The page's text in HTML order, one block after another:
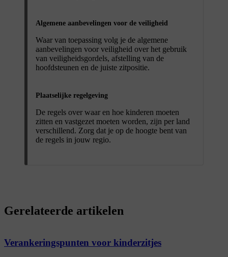
Algemene aanbevelingen voor de veiligheid
Waar van toepassing volg je de algemene
aanbevelingen voor veiligheid over het gebruik
van veiligheidsgordels, afstelling van de
hoofdsteunen en de juiste zitpositie.
Plaatselijke regelgeving
De regels over waar en hoe kinderen moeten
zitten en vastgezet moeten worden, zijn per land
verschillend. Zorg dat je op de hoogte bent van
de regels in jouw regio.
Gerelateerde artikelen
Verankeringspunten voor kinderzitjes